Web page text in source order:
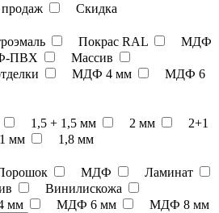
Скидка
Покрас RAL
МДФ
ПВХ
Массив
МДФ 4 мм
МДФ 6
1,5 + 1,5 мм 2 мм
2+1
мм 1,8 мм
МДФ
Ламинат
Винилискожа
мм МДФ 6 мм МДФ 8 мм